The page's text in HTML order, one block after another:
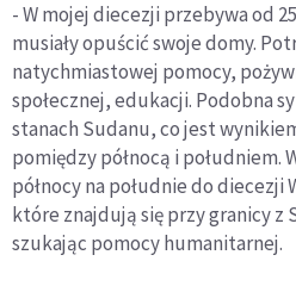
- W mojej diecezji przebywa od
musiały opuścić swoje domy.
natychmiastowej pomocy,
społecznej, edukacji. Podobna
stanach Sudanu, co jest
pomiędzy północą i południem.
północy na południe do diecezji
które znajdują się przy granicy z
szukając pomocy humanitarnej.